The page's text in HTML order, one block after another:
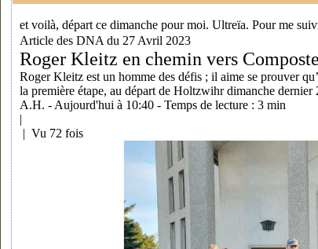
et voilà, départ ce dimanche pour moi. Ultreïa. Pour me
Article des DNA du 27 Avril 2023
Roger Kleitz en chemin vers
Roger Kleitz est un homme des défis ; il aime se prouver
la première étape, au départ de Holtzwihr dimanche
A.H. - Aujourd'hui à 10:40 - Temps de lecture : 3 min
|
| Vu 72 fois